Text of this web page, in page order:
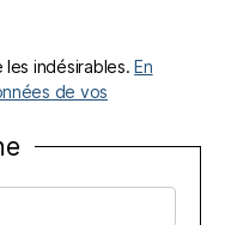
les indésirables.En
de vos